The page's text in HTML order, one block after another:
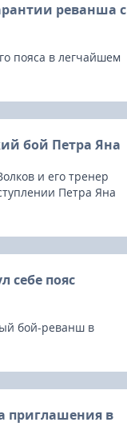
реванша с
пояса в легчайшем
324, утверждает,
бой Петра Яна
и его тренер
Петра Яна
себе пояс
бой-реванш в
Двалишвили защищал
приглашения в